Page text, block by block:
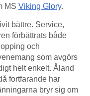
MS Viking Glory.
bättre. Service,
förbättrats både
och
som avgörs
helt enkelt. Åland
fortfarande har
bryr sig om